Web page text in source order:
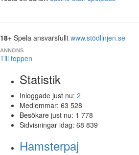
18+ Spela ansvarsfullt www.stödlinjen.se
ANNONS
Till toppen
Statistik
Inloggade just nu: 2
Medlemmar: 63 528
Besökare just nu: 1 778
Sidvisningar idag: 68 839
Hamsterpaj